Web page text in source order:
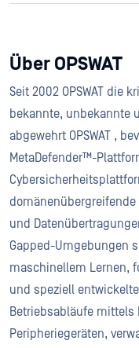
Über OPSWAT
Seit 2002 OPSWAT die
bekannte, unbekannte
abgewehrt OPSWAT ,
MetaDefender™-
domänenübergreifende
und
Gapped-Umgebungen
maschinellem Lernen,
und speziell
Betriebsabläufe mittels
Peripheriegeräten,